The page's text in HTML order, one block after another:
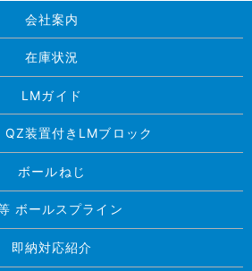
会社案内
在庫状況
LMガイド
QZ装置付きLMブロック
ボールねじ
ボールスプライン
即納対応紹介